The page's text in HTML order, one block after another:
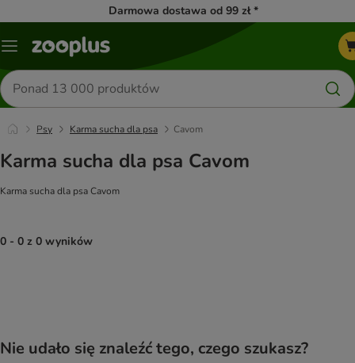
Darmowa dostawa od 99 zł *
Menu
Szukaj
produktów
Psy Karma sucha dla psa Cavom
Karma sucha dla psa Cavom
Karma sucha dla psa Cavom
0 - 0 z 0 wyników
Nie udało się znaleźć tego, czego szukasz?